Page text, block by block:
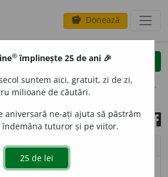
savings Donează
opțiuni
aprilie 2024
® împlinește 25 de ani 🎉
suntem aici, gratuit, zi de zi,
milioane de căutări.
aniversară ne-ați ajuta să păstrăm
îndemâna tuturor și pe viitor.